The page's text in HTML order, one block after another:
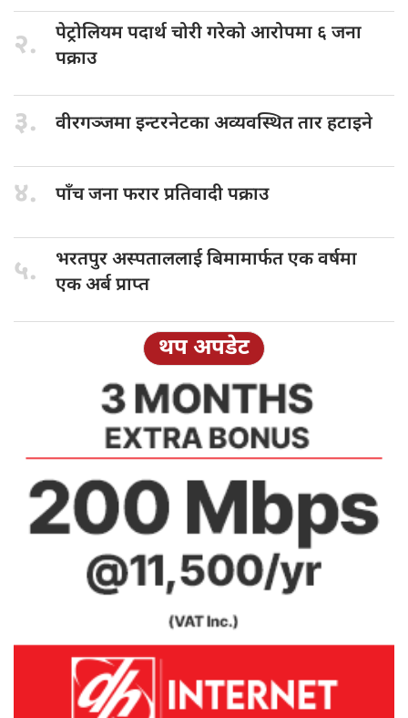
२. पेट्रोलियम पदार्थचोरी गरेको आरोपमा ६ जना
पक्राउ
३. वीरगञ्जमा इन्टरनेटकाअव्यवस्थित तार हटाइने
४. पाँच जनाफरार प्रतिवादी पक्राउ
५. भरतपुर अस्पताललाईबिमामार्फत एक वर्षमा
एक अर्ब प्राप्त
थप अपडेट